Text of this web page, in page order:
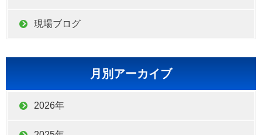
現場ブログ
月別アーカイブ
2026年